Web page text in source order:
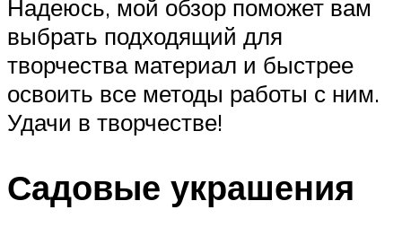
Надеюсь, мой обзор поможет вам
выбрать подходящий для
творчества материал и быстрее
освоить все методы работы с ним.
Удачи в творчестве!
Садовые украшения